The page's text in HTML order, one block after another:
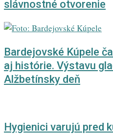
slávnostné otvorenie
Bardejovské Kúpele
aj histórie. Výstavu
Alžbetínsky deň
Hygienici varujú pred